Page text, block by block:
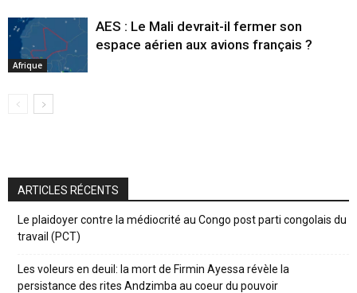
Afrique
AES : Le Mali devrait-il fermer son
espace aérien aux avions français ?
ARTICLES RÉCENTS
Le plaidoyer contre la médiocrité au Congo post parti congolais du
travail (PCT)
Les voleurs en deuil: la mort de Firmin Ayessa révèle la
persistance des rites Andzimba au coeur du pouvoir